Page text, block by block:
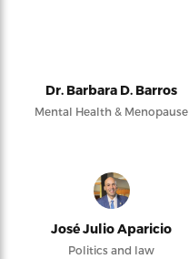
Dr. Barbara D. Barros
Mental Health & Menopause
José Julio Aparicio
Politics and law